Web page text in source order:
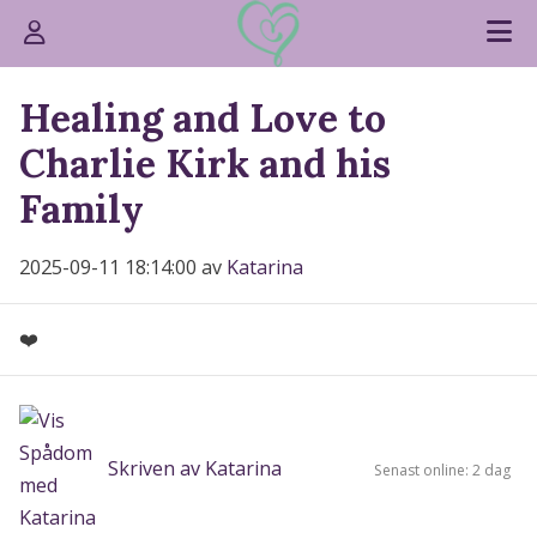
Healing and Love to
Charlie Kirk and his
Family
2025-09-11 18:14:00 av Katarina
❤️
Skriven av Katarina Senast online: 2 dag